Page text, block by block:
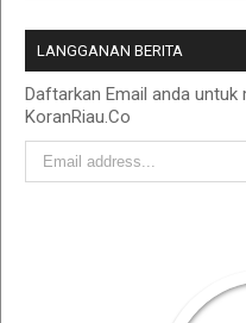
LANGGANAN BERITA
Daftarkan Email anda
KoranRiau.Co